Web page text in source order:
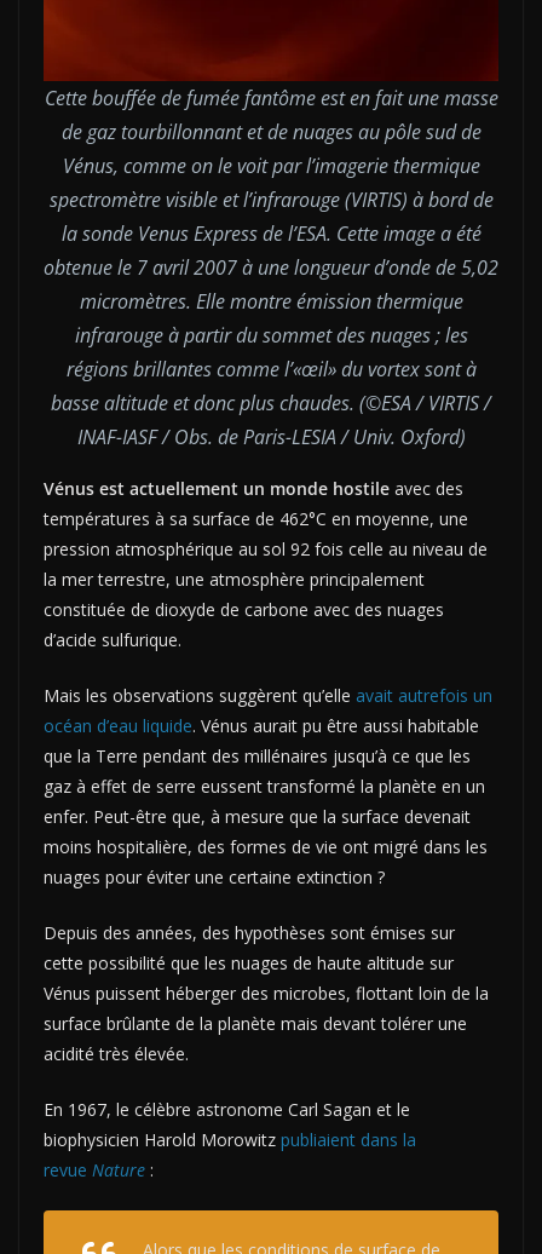
Cette bouffée de fumée fantôme est en fait une masse
de gaz tourbillonnant et de nuages ​​au pôle sud de
Vénus, comme on le voit par l’imagerie thermique
spectromètre visible et l’infrarouge (VIRTIS) à bord de
la sonde Venus Express de l’ESA. Cette image a été
obtenue le 7 avril 2007 à une longueur d’onde de 5,02
micromètres. Elle montre émission thermique
infrarouge à partir du sommet des nuages ; les
régions brillantes comme l’«œil» du vortex sont à
basse altitude et donc plus chaudes. (©ESA / VIRTIS /
INAF-IASF / Obs. de Paris-LESIA / Univ. Oxford)
Vénus est actuellement un monde hostile avec des
températures à sa surface de 462°C en moyenne, une
pression atmosphérique au sol 92 fois celle au niveau de
la mer terrestre, une atmosphère principalement
constituée de dioxyde de carbone avec des nuages ​​
d’acide sulfurique.
Mais les observations suggèrent qu’elle avait autrefois un
océan d’eau liquide. Vénus aurait pu être aussi habitable
que la Terre pendant des millénaires jusqu’à ce que les
gaz à effet de serre eussent transformé la planète en un
enfer. Peut-être que, à mesure que la surface devenait
moins hospitalière, des formes de vie ont migré dans les
nuages ​​pour éviter une certaine extinction ?
Depuis des années, des hypothèses sont émises sur
cette possibilité que les nuages ​​de haute altitude sur
Vénus puissent héberger des microbes, flottant loin de la
surface brûlante de la planète mais devant tolérer une
acidité très élevée.
En 1967, le célèbre astronome Carl Sagan et le
biophysicien Harold Morowitz publiaient dans la
revue Nature :